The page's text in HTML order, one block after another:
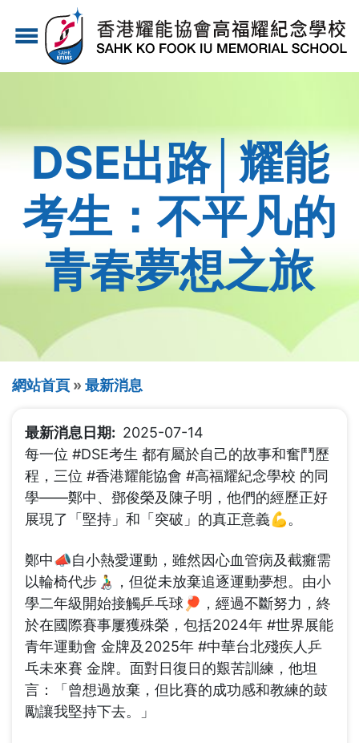
內
menu
DSE出路│耀能
考生：不平凡的
青春夢想之旅
導
航
連
結
網站首頁 最新消息
最新消息日期
2025-07-14
每一位 #DSE考生 都有屬於自己的故事和奮鬥歷
程，三位 #香港耀能協會 #高福耀紀念學校 的同
學——鄭中、鄧俊榮及陳子明，他們的經歷正好
展現了「堅持」和「突破」的真正意義💪。
鄭中📣自小熱愛運動，雖然因心血管病及截癱需
以輪椅代步👨‍🦽，但從未放棄追逐運動夢想。由小
學二年級開始接觸乒乓球🏓，經過不斷努力，終
於在國際賽事屢獲殊榮，包括2024年 #世界展能
青年運動會 金牌及2025年 #中華台北殘疾人乒
乓未來賽 金牌。面對日復日的艱苦訓練，他坦
言：「曾想過放棄，但比賽的成功感和教練的鼓
勵讓我堅持下去。」